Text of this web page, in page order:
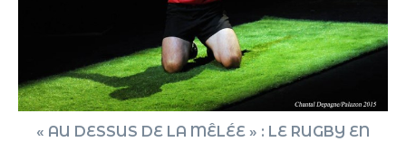
« AU DESSUS DE LA MÊLÉE » : LE RUGBY EN